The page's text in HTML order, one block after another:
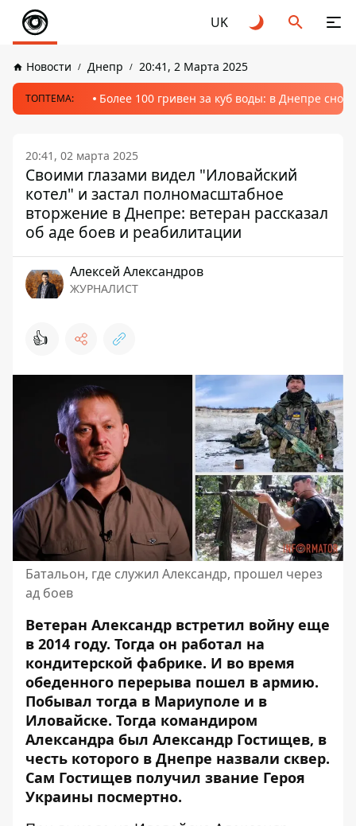
UK
Новости Днепр 20:41, 2 Марта 2025
ТОПТЕМА: Более 100 гривен за куб воды: в Днепре
20:41, 02 марта 2025
Своими глазами видел "Иловайский
котел" и застал полномасштабное
вторжение в Днепре: ветеран рассказал
об аде боев и реабилитации
Алексей Александров
ЖУРНАЛИСТ
👍
Батальон, где служил Александр, прошел через
ад боев
Ветеран Александр встретил войну еще
в 2014 году. Тогда он работал на
кондитерской фабрике. И во время
обеденного перерыва пошел в армию.
Побывал тогда в Мариуполе и в
Иловайске. Тогда командиром
Александра был Александр Гостищев, в
честь которого в Днепре назвали сквер.
Сам Гостищев получил звание Героя
Украины посмертно.